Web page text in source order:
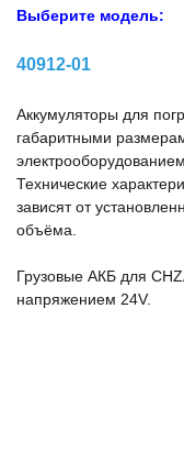
Выберите модель:
40912-01
Аккумуляторы для
габаритными
Технические
зависят от
объёма.
Грузовые АКБ для
напряжением 24V.